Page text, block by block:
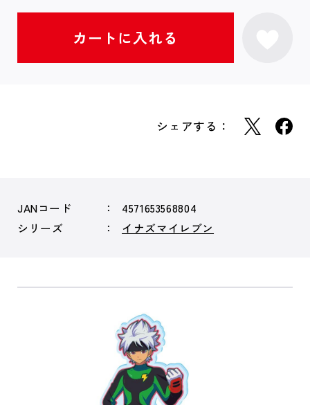
シェアする：
JANコード
4571653568804
シリーズ
イナズマイレブン